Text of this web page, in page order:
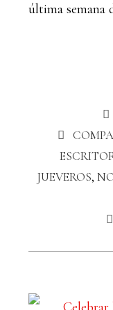
última semana
JUEVEROS,